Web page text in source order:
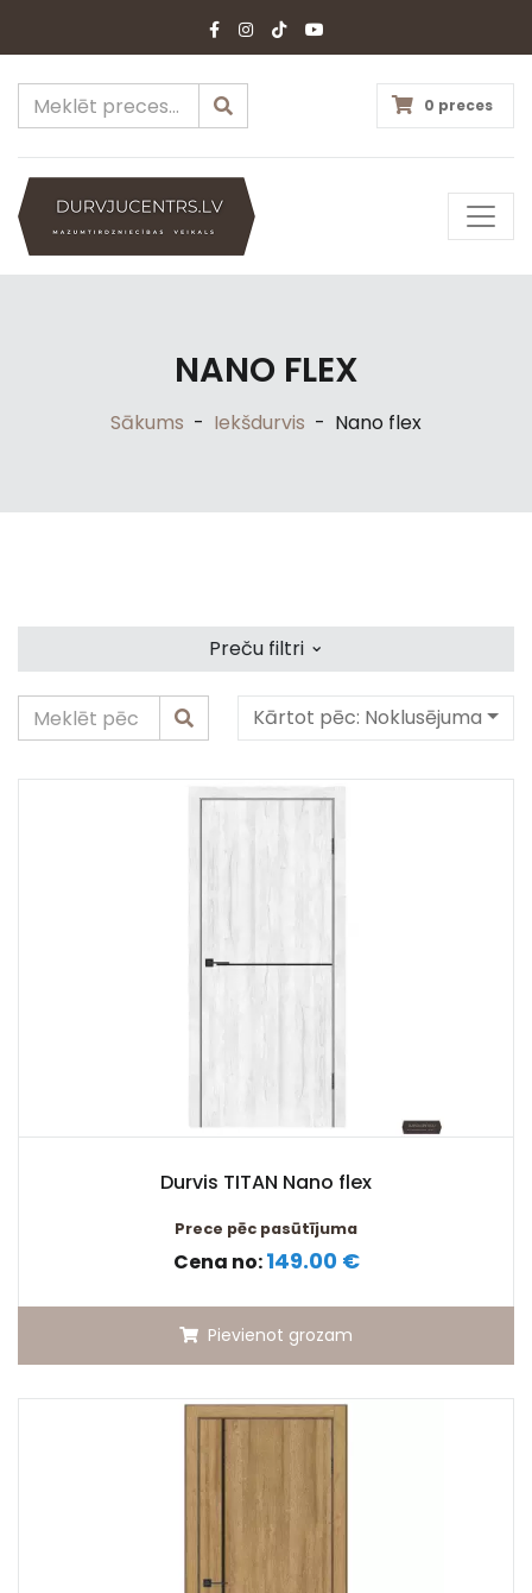
0 preces
NANO FLEX
Sākums - Iekšdurvis - Nano flex
Preču filtri ⌄
Kārtot pēc: Noklusējuma
Durvis TITAN Nano flex
Prece pēc pasūtījuma
Cena no:149.00 €
Pievienot grozam